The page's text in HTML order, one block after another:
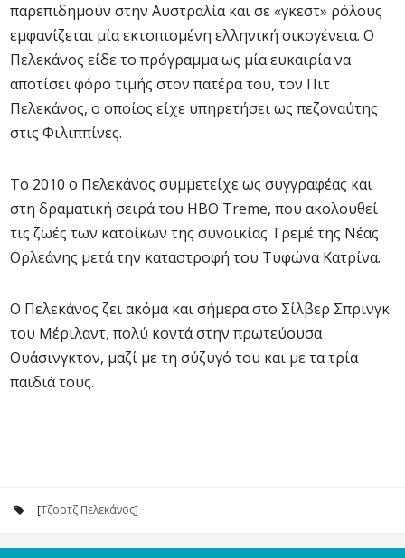
παρεπιδημούν στην Αυστραλία και σε «γκεστ» ρόλους
εμφανίζεται μία εκτοπισμένη ελληνική οικογένεια. Ο
Πελεκάνος είδε το πρόγραμμα ως μία ευκαιρία να
αποτίσει φόρο τιμής στον πατέρα του, τον Πιτ
Πελεκάνος, ο οποίος είχε υπηρετήσει ως πεζοναύτης
στις Φιλιππίνες.
Το 2010 ο Πελεκάνος συμμετείχε ως συγγραφέας και
στη δραματική σειρά του HBO Treme, που ακολουθεί
τις ζωές των κατοίκων της συνοικίας Τρεμέ της Νέας
Ορλεάνης μετά την καταστροφή του Τυφώνα Κατρίνα.
Ο Πελεκάνος ζει ακόμα και σήμερα στο Σίλβερ Σπρινγκ
του Μέριλαντ, πολύ κοντά στην πρωτεύουσα
Ουάσινγκτον, μαζί με τη σύζυγό του και με τα τρία
παιδιά τους.
[Τζορτζ Πελεκάνος]